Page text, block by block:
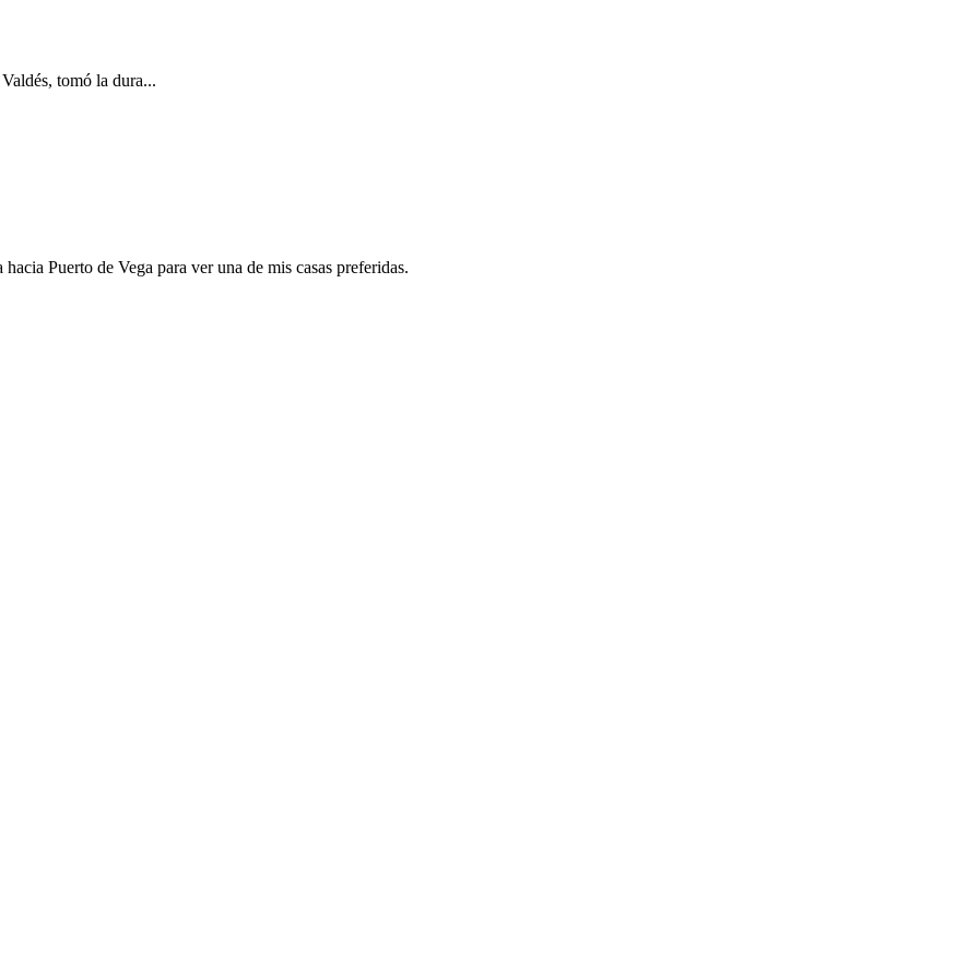
tomó la dura...
Puerto de Vega para ver una de mis casas preferidas.